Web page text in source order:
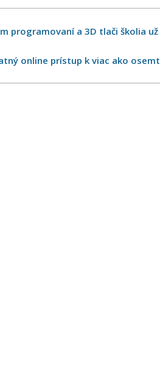
programovaní a 3D tlači školia
online prístup k viac ako